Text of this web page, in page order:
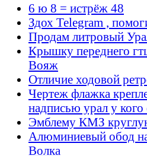
6 ю 8 = истрёж 48
Здох Telegram ,
Продам литровый
Крышку переднего
Вояж
Отличие ходовой
Чертеж флажка
надписью урал у кого
Эмблему КМЗ
Алюминиевый обод
Волка